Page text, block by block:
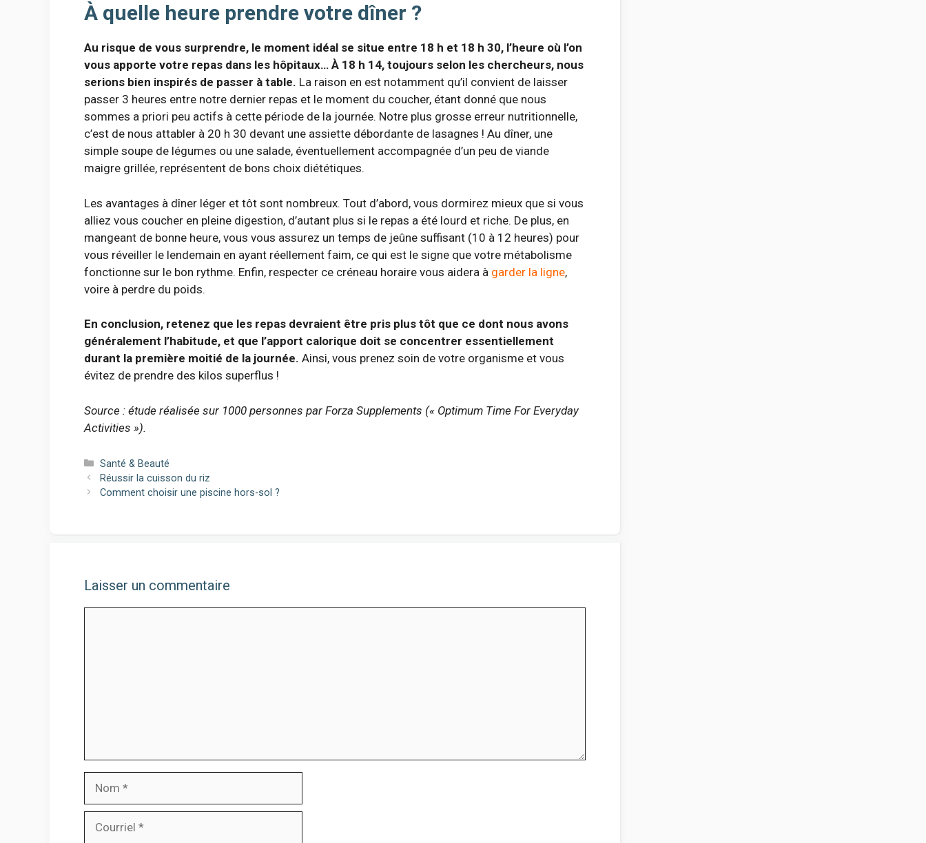
À quelle heure prendre votre dîner ?
Au risque de vous surprendre, le moment idéal se situe entre 18 h et 18 h 30, l’heure où l’on
vous apporte votre repas dans les hôpitaux… À 18 h 14, toujours selon les chercheurs, nous
serions bien inspirés de passer à table. La raison en est notamment qu’il convient de laisser
passer 3 heures entre notre dernier repas et le moment du coucher, étant donné que nous
sommes a priori peu actifs à cette période de la journée. Notre plus grosse erreur nutritionnelle,
c’est de nous attabler à 20 h 30 devant une assiette débordante de lasagnes ! Au dîner, une
simple soupe de légumes ou une salade, éventuellement accompagnée d’un peu de viande
maigre grillée, représentent de bons choix diététiques.
Les avantages à dîner léger et tôt sont nombreux. Tout d’abord, vous dormirez mieux que si vous
alliez vous coucher en pleine digestion, d’autant plus si le repas a été lourd et riche. De plus, en
mangeant de bonne heure, vous vous assurez un temps de jeûne suffisant (10 à 12 heures) pour
vous réveiller le lendemain en ayant réellement faim, ce qui est le signe que votre métabolisme
fonctionne sur le bon rythme. Enfin, respecter ce créneau horaire vous aidera à garder la ligne,
voire à perdre du poids.
En conclusion, retenez que les repas devraient être pris plus tôt que ce dont nous avons
généralement l’habitude, et que l’apport calorique doit se concentrer essentiellement
durant la première moitié de la journée. Ainsi, vous prenez soin de votre organisme et vous
évitez de prendre des kilos superflus !
Source : étude réalisée sur 1000 personnes par Forza Supplements (« Optimum Time For Everyday
Activities »).
Catégories
Santé & Beauté
Réussir la cuisson du riz
Comment choisir une piscine hors-sol ?
Laisser un commentaire